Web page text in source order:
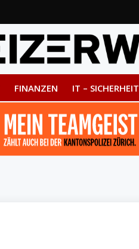
FINANZEN IT – SICHERHEIT